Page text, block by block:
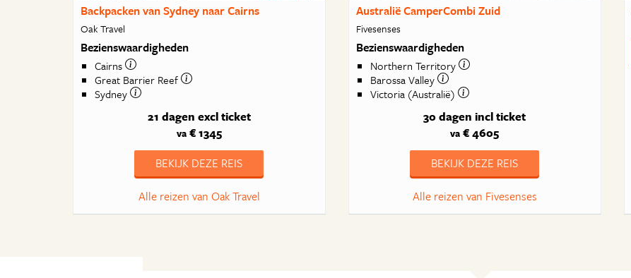
Backpacken van Sydney naar Cairns
Oak Travel
Bezienswaardigheden
Cairns
Great Barrier Reef
Sydney
21 dagen excl ticket
va€ 1345
BEKIJK DEZE REIS
Alle reizen van Oak Travel
Australië CamperCombi Zuid
Fivesenses
Bezienswaardigheden
Northern Territory
Barossa Valley
Victoria (Australië)
30 dagen incl ticket
va € 4605
BEKIJK DEZE REIS
Alle reizen van Fivesenses